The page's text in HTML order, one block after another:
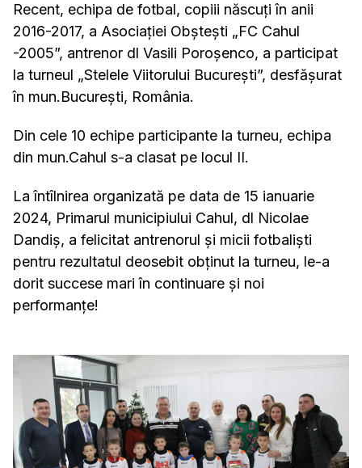
Recent, echipa de fotbal, copiii născuți în anii
2016-2017, a Asociației Obștești „FC Cahul
-2005”, antrenor dl Vasili Poroșenco, a participat
la turneul „Stelele Viitorului București”, desfășurat
în mun.București, România.
Din cele 10 echipe participante la turneu, echipa
din mun.Cahul s-a clasat pe locul II.
La întîlnirea organizată pe data de 15 ianuarie
2024, Primarul municipiului Cahul, dl Nicolae
Dandiș, a felicitat antrenorul și micii fotbaliști
pentru rezultatul deosebit obținut la turneu, le-a
dorit succese mari în continuare și noi
performanțe!